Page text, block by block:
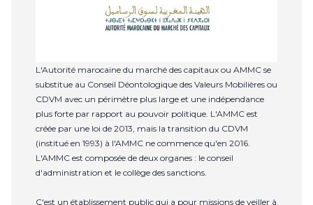
L'Autorité marocaine du marché des capitaux ou AMMC se
substitue au Conseil Déontologique des Valeurs Mobilières ou
CDVM avec un périmètre plus large et une indépendance
plus forte par rapport au pouvoir politique. L'AMMC est
créée par une loi de 2013, mais la transition du CDVM
(institué en 1993) à l'AMMC ne commence qu'en 2016.
L'AMMC est composée de deux organes : le conseil
d'administration et le collège des sanctions.
C'est un établissement public qui a pour missions de veiller à